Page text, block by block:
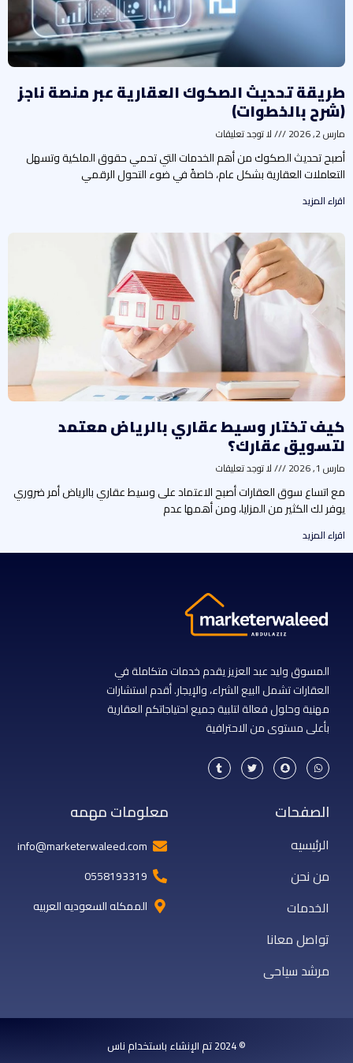
تحديث الصكوك العقارية عبر منصة ناجز
بالخطوات)
2, 2026 لا توجد تعليقات
تحديث الصكوك من أهم الخدمات التي تحمي حقوق الملكية وتسهل
العقارية بشكل عام، خاصةً في ضوء التحول الرقمي
المزيد
تختار وسيط عقاري بالرياض معتمد
عقارك؟
1, 2026 لا توجد تعليقات
اتساع سوق العقارات أصبح الاعتماد على وسيط عقاري بالرياض أمر ضروري
لك الكثير من المزايا، ومن أهمها عدم
المزيد
المسوق وليد عبد العزيز يقدم خدمات متكاملة في
العقارات تشمل البيع الشراء، والإيجار. أقدم استشارات
مهنية وحلول فعالة لتلبية جميع احتياجاتكم العقارية
بأعلى مستوى من الاحترافية
W
h
a
a
p
S
n
a
h
a
T
w
T
u
m
الصفحات
الرئيسيه
من نحن
الخدمات
تواصل معانا
مرشد سياحى
معلومات مهمه
info@marketerwaleed.com
0558193319
الممكله السعوديه العربيه